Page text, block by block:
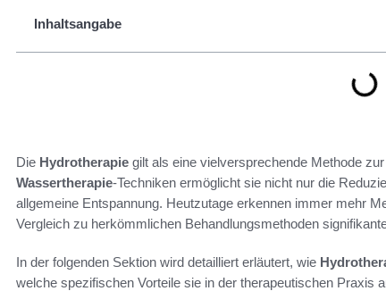
Inhaltsangabe
Die Hydrotherapie gilt als eine vielversprechende Methode
Wassertherapie-Techniken ermöglicht sie nicht nur die
allgemeine Entspannung. Heutzutage erkennen immer mehr
Vergleich zu herkömmlichen Behandlungsmethoden
In der folgenden Sektion wird detailliert erläutert, wie
welche spezifischen Vorteile sie in der therapeutischen Praxis